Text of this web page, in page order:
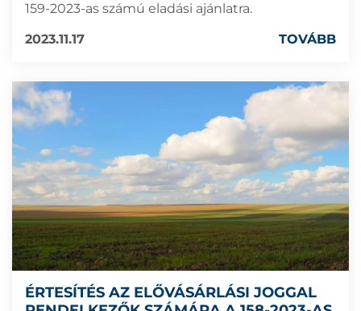
159-2023-as számú eladási ajánlatra.
2023.11.17
TOVÁBB
ÉRTESÍTÉS AZ ELŐVÁSÁRLÁSI JOGGAL